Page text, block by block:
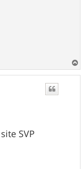
a
u
SVP